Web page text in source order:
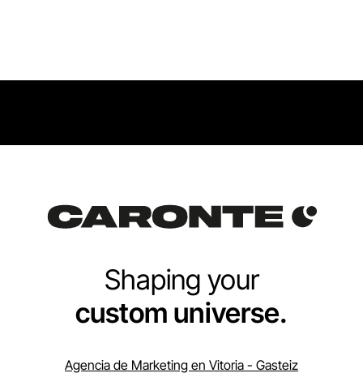
Shaping your
custom universe.
Agencia de Marketing en Vitoria - Gasteiz